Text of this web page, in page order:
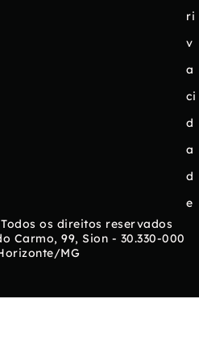
ri
v
a
ci
d
a
d
e
os direitos reservados
Carmo, 99, Sion - 30.330-000
MG